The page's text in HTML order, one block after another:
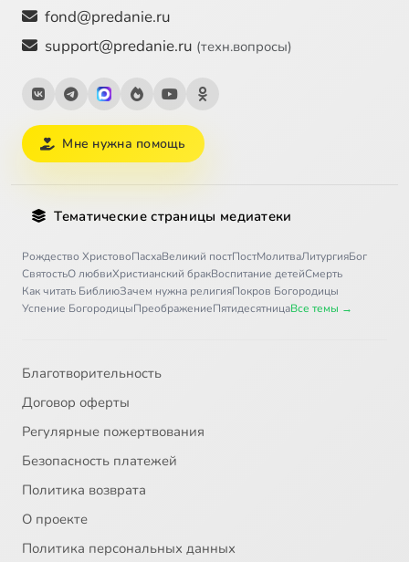
fond@predanie.ru
support@predanie.ru (техн.вопросы)
Мне нужна помощь
Тематические страницы медиатеки
Рождество ХристовоПасхаВеликий постПостМолитваЛитургияБог
СвятостьО любвиХристианский бракВоспитание детейСмерть
Как читать БиблиюЗачем нужна религияПокров Богородицы
Успение БогородицыПреображениеПятидесятницаВсе темы →
Благотворительность
Договор оферты
Регулярные пожертвования
Безопасность платежей
Политика возврата
О проекте
Политика персональных данных